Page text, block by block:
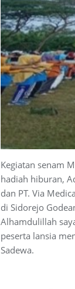
Kegiatan senam
hadiah hiburan,
dan PT. Via
di Sidorejo
Alhamdulillah
peserta lansia
Sadewa.